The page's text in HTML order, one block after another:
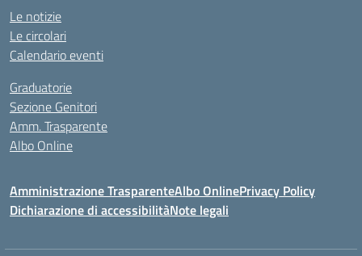
Le notizie
Le circolari
Calendario eventi
Graduatorie
Sezione Genitori
Amm. Trasparente
Albo Online
Amministrazione TrasparenteAlbo OnlinePrivacy Policy
Dichiarazione di accessibilitàNote legali